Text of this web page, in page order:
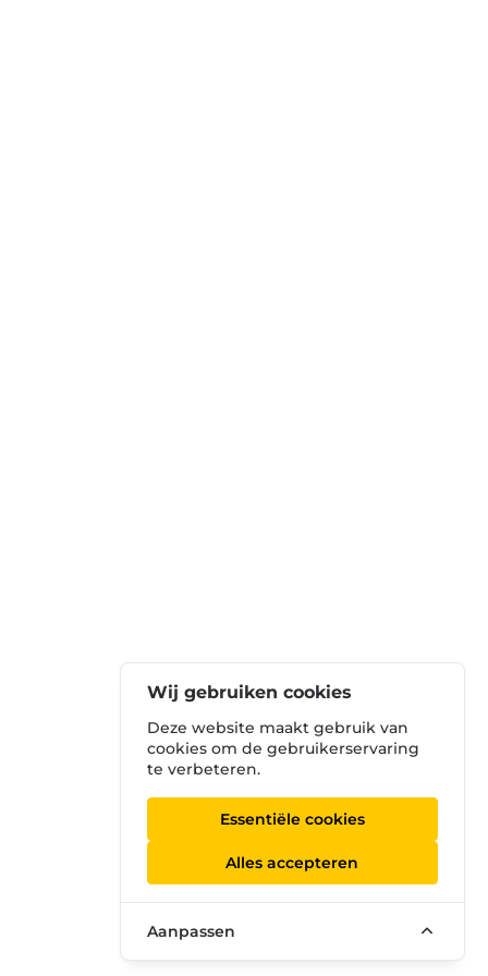
Wij gebruiken cookies
Deze website maakt gebruik van
cookies om de gebruikerservaring
te verbeteren.
Essentiële cookies
Alles accepteren
Aanpassen